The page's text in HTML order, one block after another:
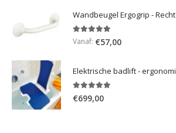
Wandbeugel Ergogrip - Recht
5.00out of 5
Vanaf: €57,00
€699,00